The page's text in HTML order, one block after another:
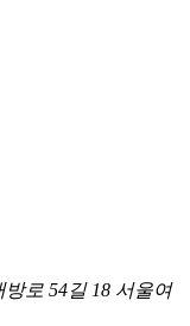
로 54길 18 서울여